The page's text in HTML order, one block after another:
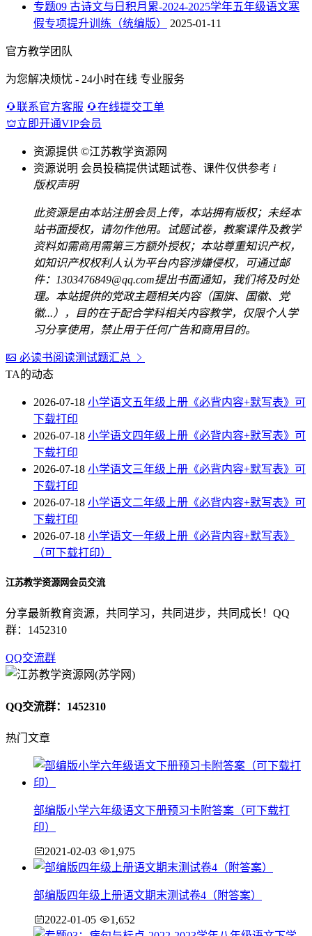
专题09 古诗文与日积月累-2024-2025学年五年级语文寒
假专项提升训练（统编版）
2025-01-11
官方教学团队
为您解决烦忧 - 24小时在线 专业服务
联系官方客服
在线提交工单
立即开通VIP会员
资源提供 ©江苏教学资源网
资源说明 会员投稿提供试题试卷、课件仅供参考 i
版权声明
此资源是由本站注册会员上传，本站拥有版权；未经本
站书面授权，请勿作他用。试题试卷，教案课件及教学
资料如需商用需第三方额外授权；本站尊重知识产权，
如知识产权权利人认为平台内容涉嫌侵权，可通过邮
件：1303476849@qq.com提出书面通知，我们将及时处
理。本站提供的党政主题相关内容（国旗、国徽、党
徽...），目的在于配合学科相关内容教学，仅限个人学
习分享使用，禁止用于任何广告和商用目的。
必读书阅读测试题汇总
TA的动态
2026-07-18 小学语文五年级上册《必背内容+默写表》可
下载打印
2026-07-18 小学语文四年级上册《必背内容+默写表》可
下载打印
2026-07-18 小学语文三年级上册《必背内容+默写表》可
下载打印
2026-07-18 小学语文二年级上册《必背内容+默写表》可
下载打印
2026-07-18 小学语文一年级上册《必背内容+默写表》
（可下载打印）
江苏教学资源网会员交流
分享最新教育资源，共同学习，共同进步，共同成长！QQ
群：1452310
QQ交流群
QQ交流群：1452310
热门文章
部编版小学六年级语文下册预习卡附答案（可下载打
印）
2021-02-03 1,975
部编版四年级上册语文期末测试卷4（附答案）
2022-01-05 1,652